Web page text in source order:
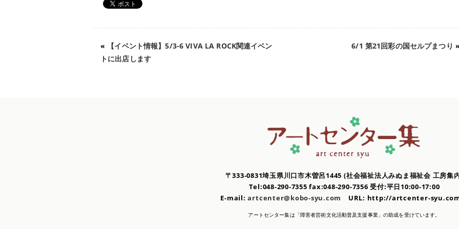
«
【イベント情報】5/3-6 VIVA LA ROCK関連イベン
トに出店します
6/1 第21回彩の国セルプまつり »
〒333-0831埼玉県川口市木曽呂1445 (社会福祉法人みぬま福祉会 工房集
Tel:048-290-7355 fax:048-290-7356受付:平日10:00-17:00
E-mail:artcenter@kobo-syu.com URL: http://artcenter-
アートセンター集は「障害者芸術文化活動普及支援事業」の助成を受けています。